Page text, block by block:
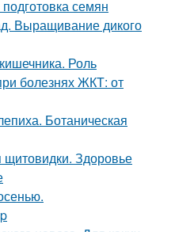
семян
Выращивание дикого
Роль
болезнях ЖКТ: от
Ботаническая
щитовидки. Здоровье